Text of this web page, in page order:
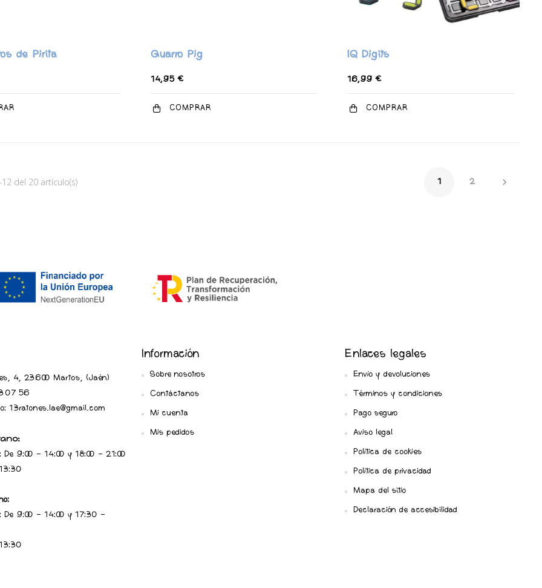
de Pirita Guarro Pig
14,95 €
COMPRAR
IQ Digits
16,99 €
COMPRAR
del 20 artículo(s) 1 2 
4, 23600 Martos, (Jaén)
07 56
13ratones.lae@gmail.com
De 9:00 - 14:00 y 18:00 - 21:00
De 9:00 - 14:00 y 17:30 -
Información
Sobre nosotros
Contáctanos
Mi cuenta
Mis pedidos
Enlaces legales
Envío y devoluciones
Términos y condiciones
Pago seguro
Aviso legal
Política de cookies
Política de privacidad
Mapa del sitio
Declaración de accesibilidad